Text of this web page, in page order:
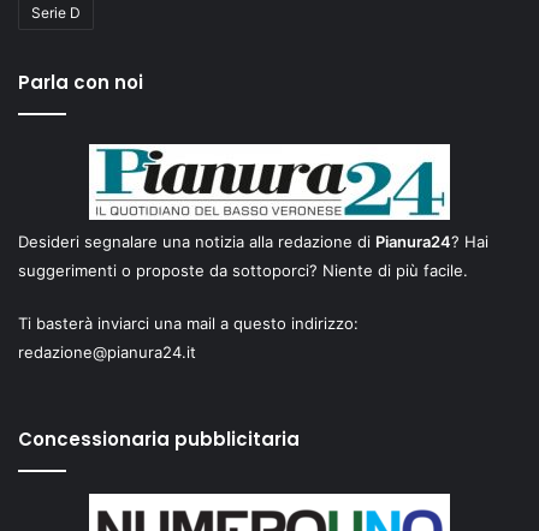
Serie D
Parla con noi
Desideri segnalare una notizia alla redazione di Pianura24? Hai
suggerimenti o proposte da sottoporci? Niente di più facile.
Ti basterà inviarci una mail a questo indirizzo:
redazione@pianura24.it
Concessionaria pubblicitaria